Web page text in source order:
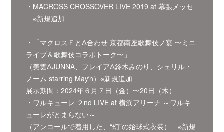
・MACROSS CROSSOVER LIVE 2019 at 幕張メッセ
※新規追加
・「マクロスＦとΔ合わせ 京都南座歌舞伎ノ宴 〜ミニ
ライブ＆歌舞伎コラボトーク〜」
（美雲ΔJUNNA、フレイアΔ鈴⽊みのり、シェリル・
ノーム starring Mayʼn）※新規追加
展⽰期間：2024年６⽉７⽇（⾦）〜20⽇（⽊）
・ワルキューレ ２nd LIVE at 横浜アリーナ ～ワルキ
ューレがとまらない～
（アンコールで着用した、“幻”の始球式衣装） ※新規